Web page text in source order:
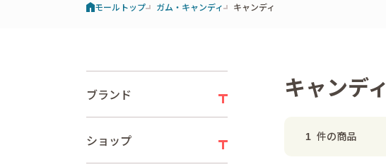
モールトップ ガム・キャンディ キャンディ
ブランド
ショップ
キャンディ
1 件の商品